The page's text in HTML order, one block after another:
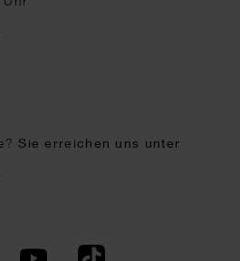
Sie erreichen uns unter
YouTubeTikTok